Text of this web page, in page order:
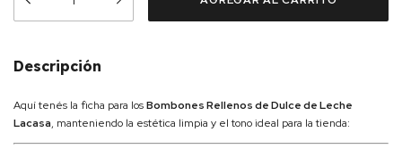
Descripción
Aquí tenés la ficha para losBombones Rellenos de Dulce de Leche
Lacasa, manteniendo la estética limpia y el tono ideal para la tienda: